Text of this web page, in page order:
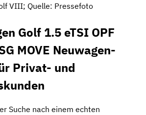
VIII; Quelle: Pressefoto
Golf 1.5 eTSI OPF
MOVE Neuwagen-
Privat- und
Suche nach einem echten